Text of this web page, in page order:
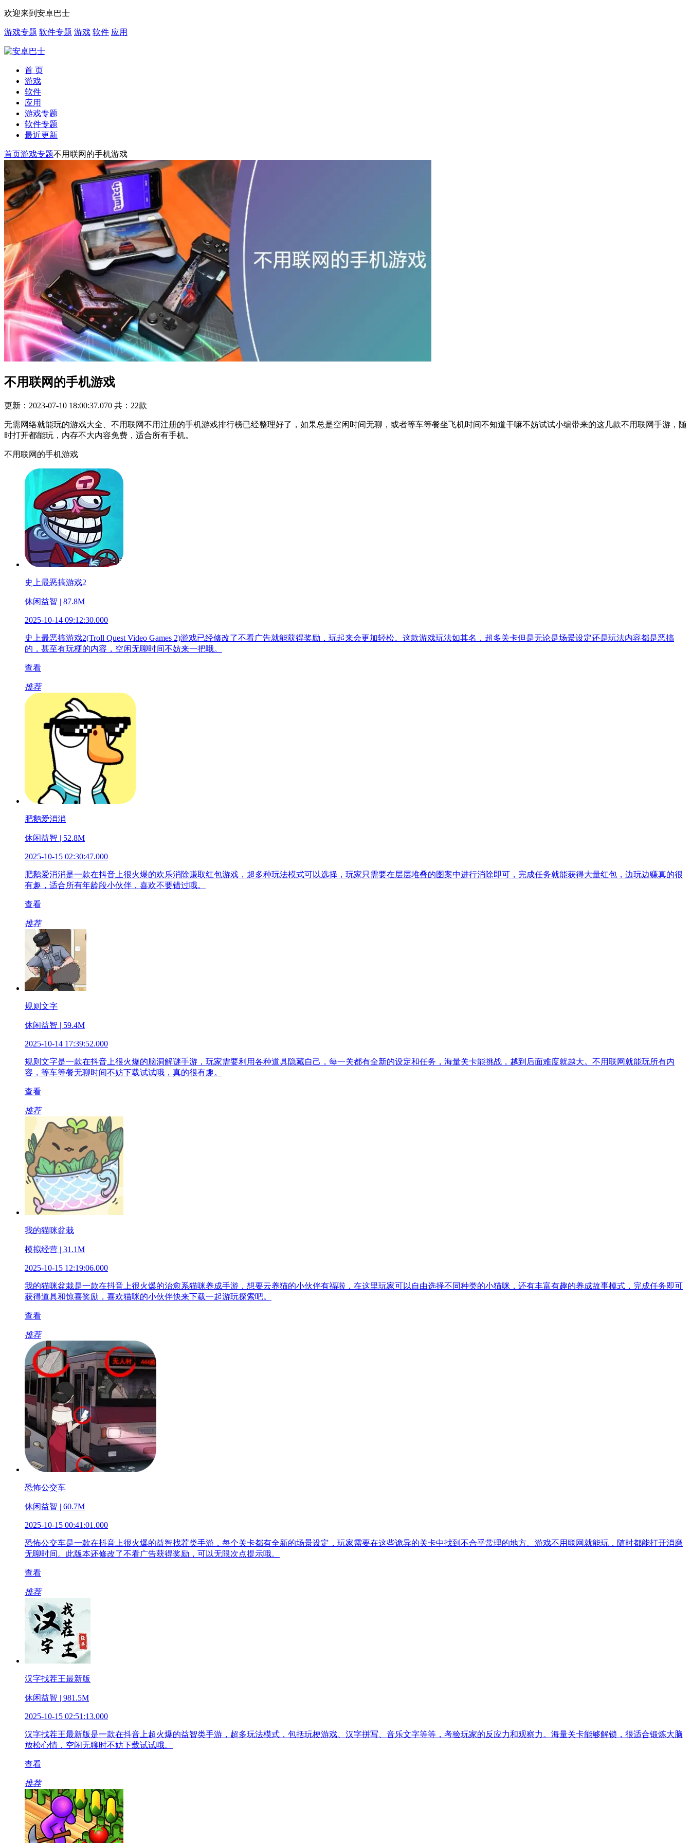
欢迎来到安卓巴士
游戏专题 软件专题 游戏 软件 应用
首 页
游戏
软件
应用
游戏专题
软件专题
最近更新
首页游戏专题不用联网的手机游戏
不用联网的手机游戏
更新：2023-07-10 18:00:37.070 共：22款
无需网络就能玩的游戏大全、不用联网不用注册的手机游戏排行榜已经整理好了，如果总是空闲时间无聊，或者等车等餐坐飞机时间不知道干嘛不妨试试小编带来的这几款不用联网手游，随
时打开都能玩，内存不大内容免费，适合所有手机。
不用联网的手机游戏
史上最恶搞游戏2
休闲益智 | 87.8M
2025-10-14 09:12:30.000
史上最恶搞游戏2(Troll Quest Video Games 2)游戏已经修改了不看广告就能获得奖励，玩起来会更加轻松。这款游戏玩法如其名，超多关卡但是无论是场景设定还是玩法内容都是恶搞
的，甚至有玩梗的内容，空闲无聊时间不妨来一把哦。
查看
推荐
肥鹅爱消消
休闲益智 | 52.8M
2025-10-15 02:30:47.000
肥鹅爱消消是一款在抖音上很火爆的欢乐消除赚取红包游戏，超多种玩法模式可以选择，玩家只需要在层层堆叠的图案中进行消除即可，完成任务就能获得大量红包，边玩边赚真的很
有趣，适合所有年龄段小伙伴，喜欢不要错过哦。
查看
推荐
规则文字
休闲益智 | 59.4M
2025-10-14 17:39:52.000
规则文字是一款在抖音上很火爆的脑洞解谜手游，玩家需要利用各种道具隐藏自己，每一关都有全新的设定和任务，海量关卡能挑战，越到后面难度就越大。不用联网就能玩所有内
容，等车等餐无聊时间不妨下载试试哦，真的很有趣。
查看
推荐
我的猫咪盆栽
模拟经营 | 31.1M
2025-10-15 12:19:06.000
我的猫咪盆栽是一款在抖音上很火爆的治愈系猫咪养成手游，想要云养猫的小伙伴有福啦，在这里玩家可以自由选择不同种类的小猫咪，还有丰富有趣的养成故事模式，完成任务即可
获得道具和惊喜奖励，喜欢猫咪的小伙伴快来下载一起游玩探索吧。
查看
推荐
恐怖公交车
休闲益智 | 60.7M
2025-10-15 00:41:01.000
恐怖公交车是一款在抖音上很火爆的益智找茬类手游，每个关卡都有全新的场景设定，玩家需要在这些诡异的关卡中找到不合乎常理的地方。游戏不用联网就能玩，随时都能打开消磨
无聊时间。此版本还修改了不看广告获得奖励，可以无限次点提示哦。
查看
推荐
汉字找茬王最新版
休闲益智 | 981.5M
2025-10-15 02:51:13.000
汉字找茬王最新版是一款在抖音上超火爆的益智类手游，超多玩法模式，包括玩梗游戏、汉字拼写、音乐文字等等，考验玩家的反应力和观察力。海量关卡能够解锁，很适合锻炼大脑
放松心情，空闲无聊时不妨下载试试哦。
查看
推荐